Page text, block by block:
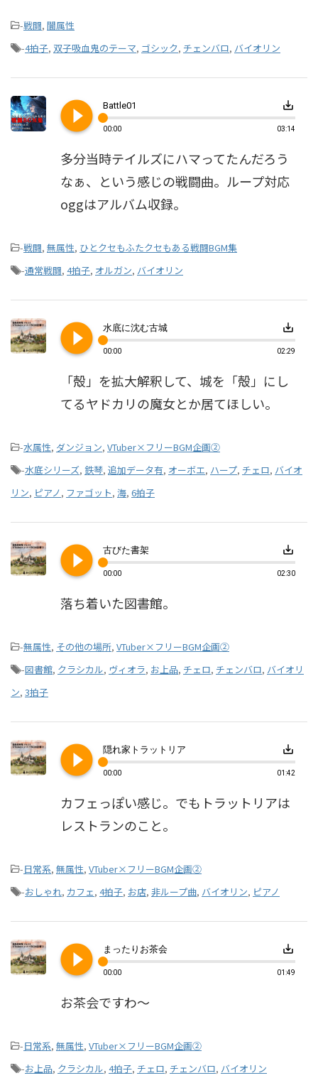
-戦闘, 闇属性
-4拍子, 双子吸血鬼のテーマ, ゴシック, チェンバロ, バイオリン
play_circle_filled Battle01 save_alt
00:00 03:14
多分当時テイルズにハマってたんだろう
なぁ、という感じの戦闘曲。ループ対応
oggはアルバム収録。
-戦闘, 無属性, ひとクセもふたクセもある戦闘BGM集
-通常戦闘, 4拍子, オルガン, バイオリン
play_circle_filled 水底に沈む古城 save_alt
00:00 02:29
「殻」を拡大解釈して、城を「殻」にし
てるヤドカリの魔女とか居てほしい。
-水属性, ダンジョン, VTuber×フリーBGM企画②
-水底シリーズ, 鉄琴, 追加データ有, オーボエ, ハープ, チェロ, バイオ
リン, ピアノ, ファゴット, 海, 6拍子
play_circle_filled 古びた書架 save_alt
00:00 02:30
落ち着いた図書館。
-無属性, その他の場所, VTuber×フリーBGM企画②
-図書館, クラシカル, ヴィオラ, お上品, チェロ, チェンバロ, バイオリ
ン, 3拍子
play_circle_filled 隠れ家トラットリア save_alt
00:00 01:42
カフェっぽい感じ。でもトラットリアは
レストランのこと。
-日常系, 無属性, VTuber×フリーBGM企画②
-おしゃれ, カフェ, 4拍子, お店, 非ループ曲, バイオリン, ピアノ
play_circle_filled まったりお茶会 save_alt
00:00 01:49
お茶会ですわ～
-日常系, 無属性, VTuber×フリーBGM企画②
-お上品, クラシカル, 4拍子, チェロ, チェンバロ, バイオリン